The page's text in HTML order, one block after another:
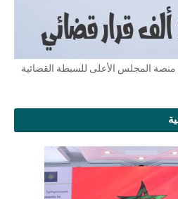
قضائي مع منصة المجلس الأعلى للسبطة القضائية